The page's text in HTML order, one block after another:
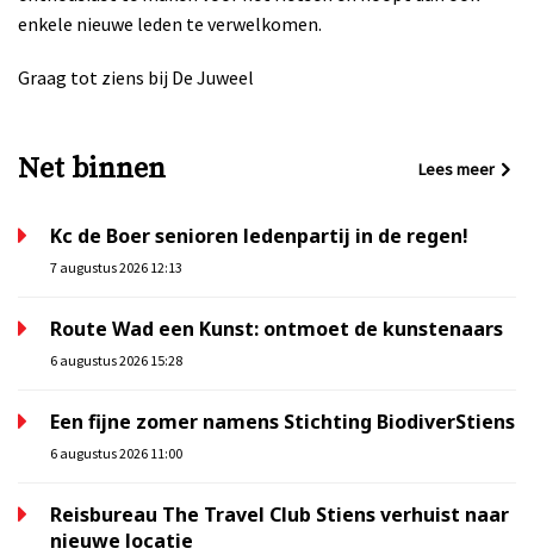
enkele nieuwe leden te verwelkomen.
Graag tot ziens bij De Juweel
Net binnen Lees meer
Kc de Boer senioren ledenpartij in de regen!
7 augustus 2026 12:13
Route Wad een Kunst: ontmoet de kunstenaars
6 augustus 2026 15:28
Een fijne zomer namens Stichting BiodiverStiens
6 augustus 2026 11:00
Reisbureau The Travel Club Stiens verhuist naar
nieuwe locatie